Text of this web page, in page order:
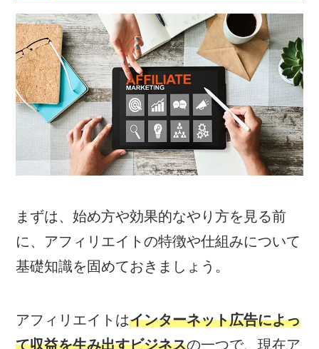
まずは、始め方や効果的なやり方を見る前
に、アフィリエイトの特徴や仕組みについて
基礎知識を固めておきましょう。
アフィリエイトはインターネット広告によっ
て収益を生み出すビジネスの一つで、現在ア